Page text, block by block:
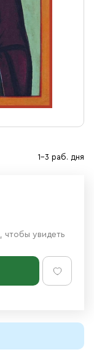
1-3 раб. дня
, чтобы увидеть